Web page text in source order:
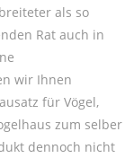
als so
Rat auch in
wir Ihnen
für Vögel,
zum selber
dennoch nicht